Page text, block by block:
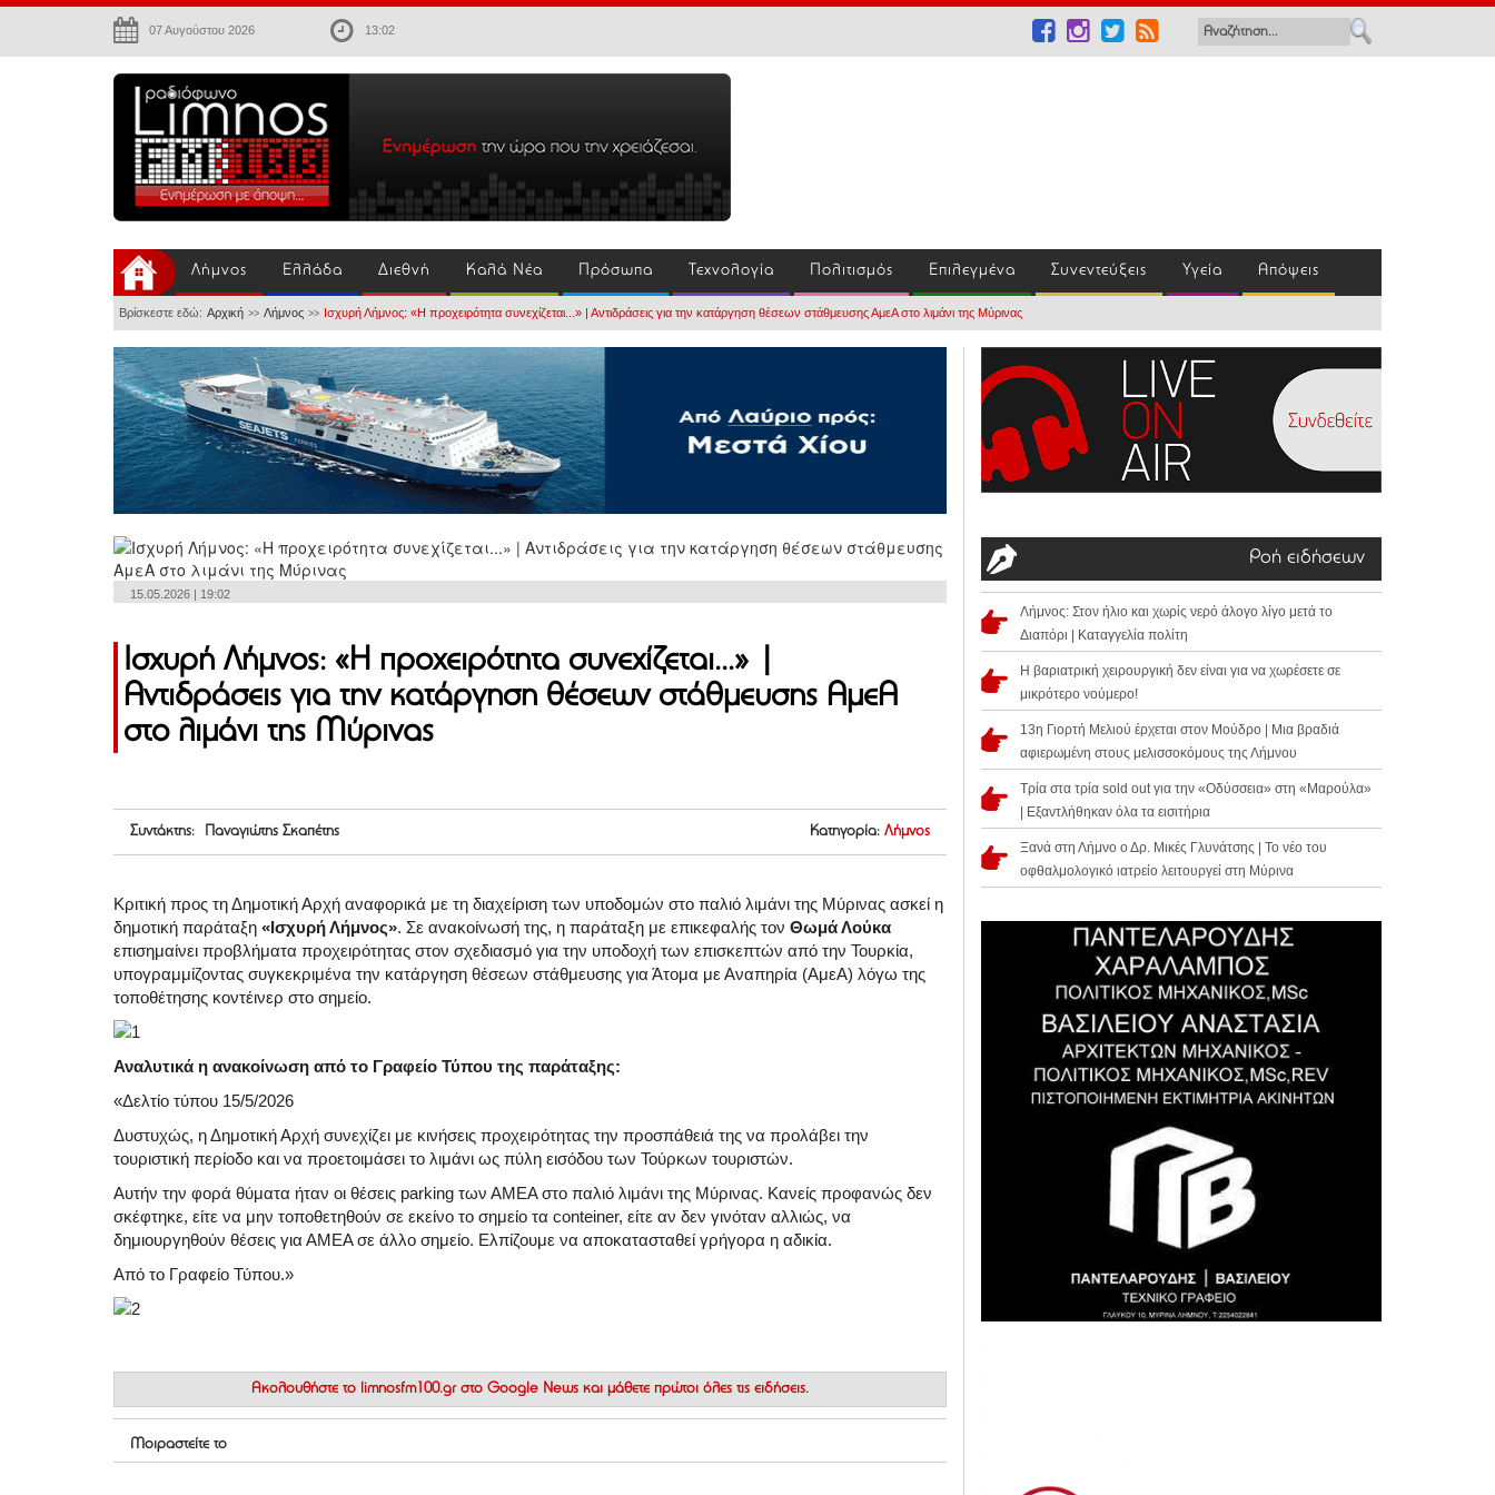
07 Αυγούστου 2026 13:02
Λήμνος Ελλάδα Διεθνή Καλά Νέα Πρόσωπα Τεχνολογία Πολιτισμός Επιλεγμένα Συνεντεύξεις Υγεία Απόψεις
Βρίσκεστε εδώ: Αρχική >> Λήμνος >> Ισχυρή Λήμνος: «Η προχειρότητα συνεχίζεται...» | Αντιδράσεις για την κατάργηση θέσεων στάθμευσης ΑμεΑ στο λιμάνι της Μύρινας
15.05.2026 | 19:02
Ισχυρή Λήμνος: «Η προχειρότητα συνεχίζεται...» |
Αντιδράσεις για την κατάργηση θέσεων στάθμευσης ΑμεΑ
στο λιμάνι της Μύρινας
Συντάκτης: Παναγιώτης Σκαπέτης Κατηγορία: Λήμνος
Κριτική προς τη Δημοτική Αρχή αναφορικά με τη διαχείριση των υποδομών στο παλιό λιμάνι της Μύρινας ασκεί η
δημοτική παράταξη «Ισχυρή Λήμνος». Σε ανακοίνωσή της, η παράταξη με επικεφαλής τον Θωμά Λούκα
επισημαίνει προβλήματα προχειρότητας στον σχεδιασμό για την υποδοχή των επισκεπτών από την Τουρκία,
υπογραμμίζοντας συγκεκριμένα την κατάργηση θέσεων στάθμευσης για Άτομα με Αναπηρία (ΑμεΑ) λόγω της
τοποθέτησης κοντέινερ στο σημείο.
Αναλυτικά η ανακοίνωση από το Γραφείο Τύπου της παράταξης:
«Δελτίο τύπου 15/5/2026
Δυστυχώς, η Δημοτική Αρχή συνεχίζει με κινήσεις προχειρότητας την προσπάθειά της να προλάβει την
τουριστική περίοδο και να προετοιμάσει το λιμάνι ως πύλη εισόδου των Τούρκων τουριστών.
Αυτήν την φορά θύματα ήταν οι θέσεις parking των ΑΜΕΑ στο παλιό λιμάνι της Μύρινας. Κανείς προφανώς δεν
σκέφτηκε, είτε να μην τοποθετηθούν σε εκείνο το σημείο τα conteiner, είτε αν δεν γινόταν αλλιώς, να
δημιουργηθούν θέσεις για ΑΜΕΑ σε άλλο σημείο. Ελπίζουμε να αποκατασταθεί γρήγορα η αδικία.
Από το Γραφείο Τύπου.»
Ακολουθήστε το limnosfm100.gr στο Google News και μάθετε πρώτοι όλες τις ειδήσεις.
Μοιραστείτε το
Ροή ειδήσεων
Λήμνος: Στον ήλιο και χωρίς νερό άλογο λίγο μετά το
Διαπόρι | Καταγγελία πολίτη
Η βαριατρική χειρουργική δεν είναι για να χωρέσετε σε
μικρότερο νούμερο!
13η Γιορτή Μελιού έρχεται στον Μούδρο | Μια βραδιά
αφιερωμένη στους μελισσοκόμους της Λήμνου
Τρία στα τρία sold out για την «Οδύσσεια» στη «Μαρούλα»
| Εξαντλήθηκαν όλα τα εισιτήρια
Ξανά στη Λήμνο ο Δρ. Μικές Γλυνάτσης | Το νέο του
οφθαλμολογικό ιατρείο λειτουργεί στη Μύρινα